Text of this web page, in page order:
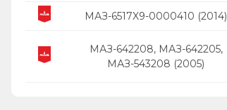
МАЗ-6517X9-0000410 (2014)
МАЗ-642208, МАЗ-642205,
МАЗ-543208 (2005)